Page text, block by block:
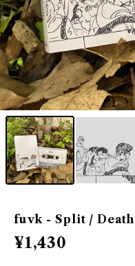
fuvk - Split / Death
¥1,430